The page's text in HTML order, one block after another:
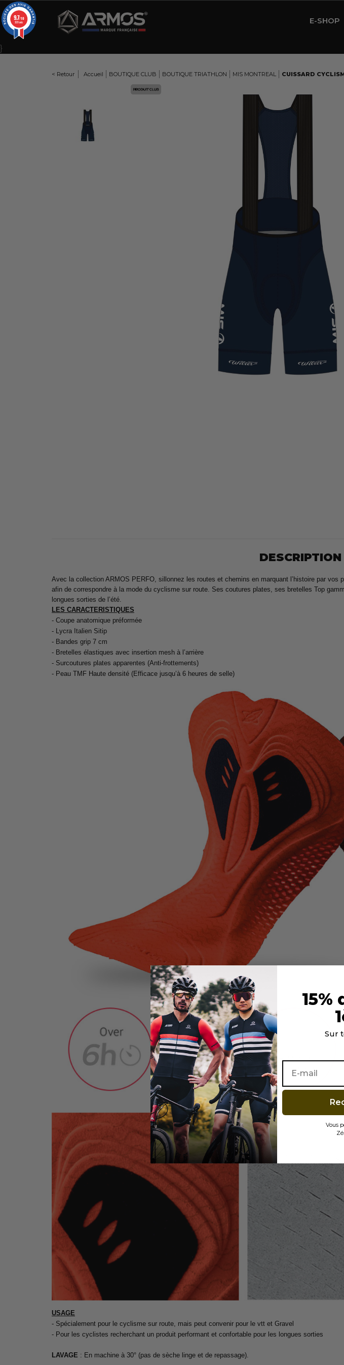
E-SHOP
}
< Retour Accueil BOUTIQUE CLUB BOUTIQUE TRIATHLON MIS MONTREAL CUISSARD
Avec la collection ARMOS PERFO, sillonnez les routes et chemins en marquant l’histoire par
afin de correspondre à la mode du cyclisme sur route. Ses coutures plates, ses bretelles Top
longues sorties de l’été.
LES CARACTERISTIQUES
- Coupe anatomique préformée
- Lycra Italien Sitip
- Bandes grip 7 cm
- Bretelles élastiques avec insertion mesh à l’arrière
- Surcoutures plates apparentes (Anti-frottements)
- Peau TMF Haute densité (Efficace jusqu’à 6 heures de selle)
USAGE
- Spécialement pour le cyclisme sur route, mais peut convenir pour le vtt et Gravel
- Pour les cyclistes recherchant un produit performant et confortable pour les longues sorties
LAVAGE : En machine à 30° (pas de sèche linge et de repassage).
9.7/10
309 avis
Panneau de gestion des cookies
Sur
Vous